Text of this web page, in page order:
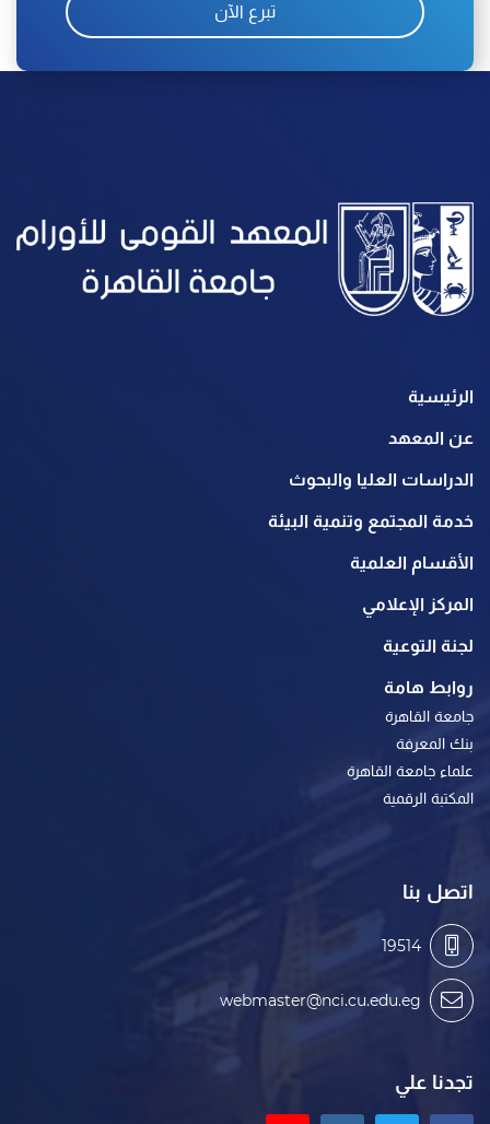
تبرع الآن
الرئيسية
عن المعهد
الدراسات العليا والبحوث
خدمة المجتمع وتنمية البيئة
الأقسام العلمية
المركز الإعلامي
لجنة التوعية
روابط هامة
جامعة القاهرة
بنك المعرفة
علماء جامعة القاهرة
المكتبة الرقمية
اتصل بنا
19514
webmaster@nci.cu.edu.eg
تجدنا علي